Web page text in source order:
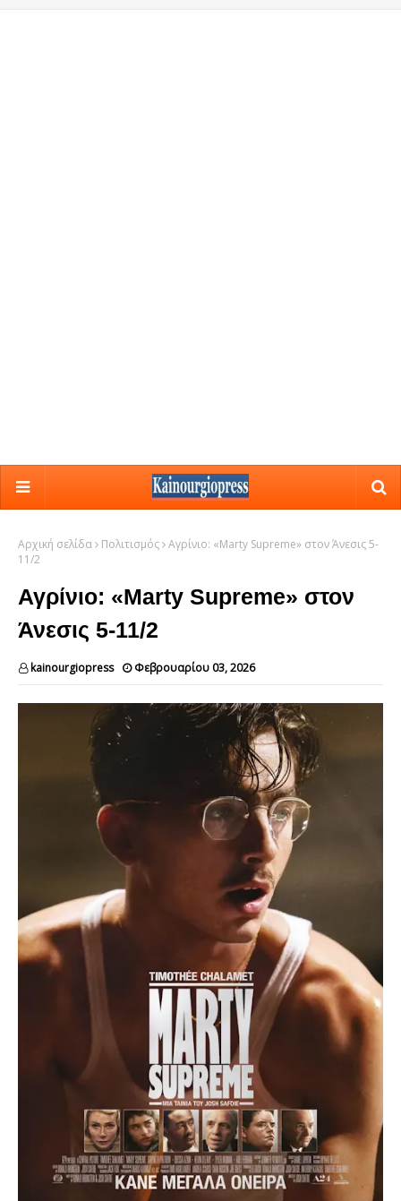
Αρχική σελίδα Πολιτισμός Αγρίνιο: «Marty Supreme» στον Άνεσις 5-
11/2
Αγρίνιο: «Marty Supreme» στον
Άνεσις 5-11/2
kainourgiopress Φεβρουαρίου 03, 2026